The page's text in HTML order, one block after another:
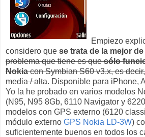
Empiezo
considero que se trata de la mejor
problema que tiene es quesólo
Nokiacon Symbian S60 v3.x, es
media / alta. Disponible para iPhone,
Yo la he probado en varios modelos
(N95, N95 8Gb, 6110 Navigator y
modelos con GPS externo (6120
módulo externo GPS Nokia LD-3W)
suficientemente buenos en todos los